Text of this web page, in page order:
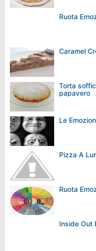
Ruota
Caramel
Torta
papavero
Le
Pizza A
Ruota
Inside Out